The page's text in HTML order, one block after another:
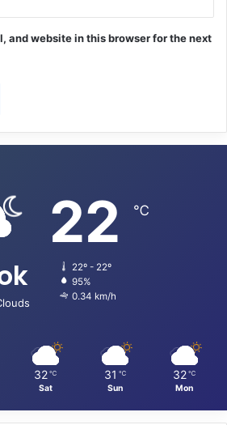
and website in this browser for the next
22 ℃
22º - 22º
95%
0.34 km/h
32 ℃
Sat
31 ℃
Sun
32 ℃
Mon